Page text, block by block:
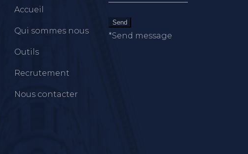
Accueil
Qui sommes nous
Outils
Recrutement
Nous contacter
Send
*Send message